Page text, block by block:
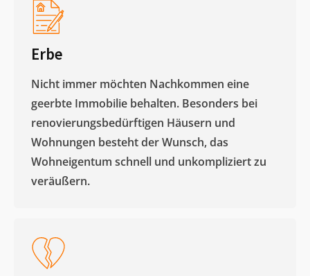
Erbe
Nicht immer möchten Nachkommen eine
geerbte Immobilie behalten. Besonders bei
renovierungsbedürftigen Häusern und
Wohnungen besteht der Wunsch, das
Wohneigentum schnell und unkompliziert zu
veräußern. ​